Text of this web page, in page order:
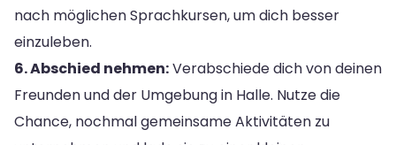
nach möglichen Sprachkursen, um dich besser
einzuleben.
6. Abschied nehmen:Verabschiede dich von deinen
Freunden und der Umgebung in Halle. Nutze die
Chance, nochmal gemeinsame Aktivitäten zu